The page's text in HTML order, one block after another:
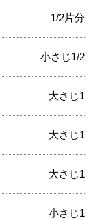
1/2片分
小さじ1/2
大さじ1
大さじ1
大さじ1
小さじ1